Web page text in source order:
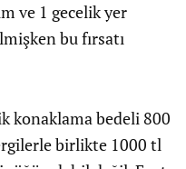
ve 1 gecelik yer
bu fırsatı
konaklama bedeli 800
birlikte 1000 tl